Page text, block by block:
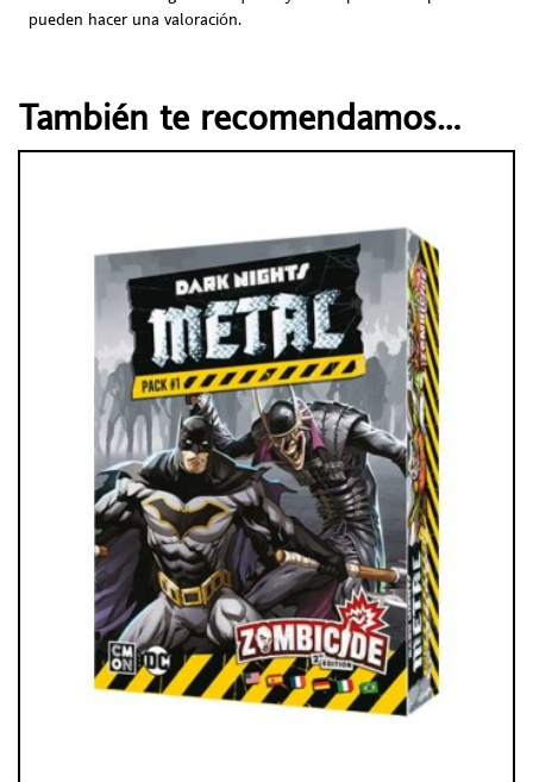
pueden hacer una valoración.
También te recomendamos…